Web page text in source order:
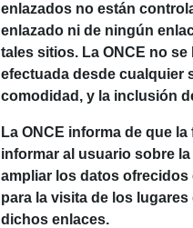
enlazados no están
enlazado ni de ningún
tales sitios. La ONCE no
efectuada desde cualquier
comodidad, y la inclusión
La ONCE informa de que
informar al usuario sobre
ampliar los datos
para la visita de los
dichos enlaces.